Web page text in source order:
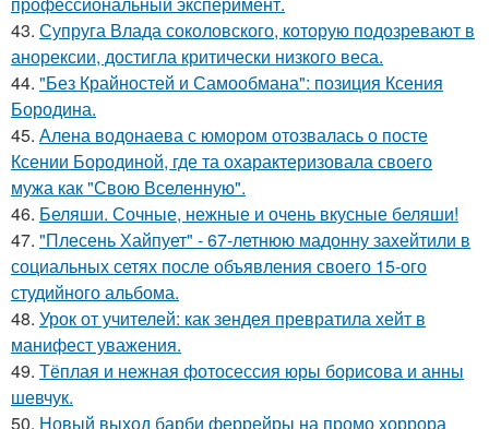
43. Супруга Влада соколовского, которую подозревают в
анорексии, достигла критически низкого веса.
44. "Без Крайностей и Самообмана": позиция Ксения
Бородина.
45. Алена водонаева с юмором отозвалась о посте
Ксении Бородиной, где та охарактеризовала своего
мужа как "Свою Вселенную".
46. Беляши. Сочные, нежные и очень вкусные беляши!
47. "Плесень Хайпует" - 67-летнюю мадонну захейтили в
социальных сетях после объявления своего 15-ого
студийного альбома.
48. Урок от учителей: как зендея превратила хейт в
манифест уважения.
49. Тёплая и нежная фотосессия юры борисова и анны
шевчук.
50. Новый выход барби феррейры на промо хоррора